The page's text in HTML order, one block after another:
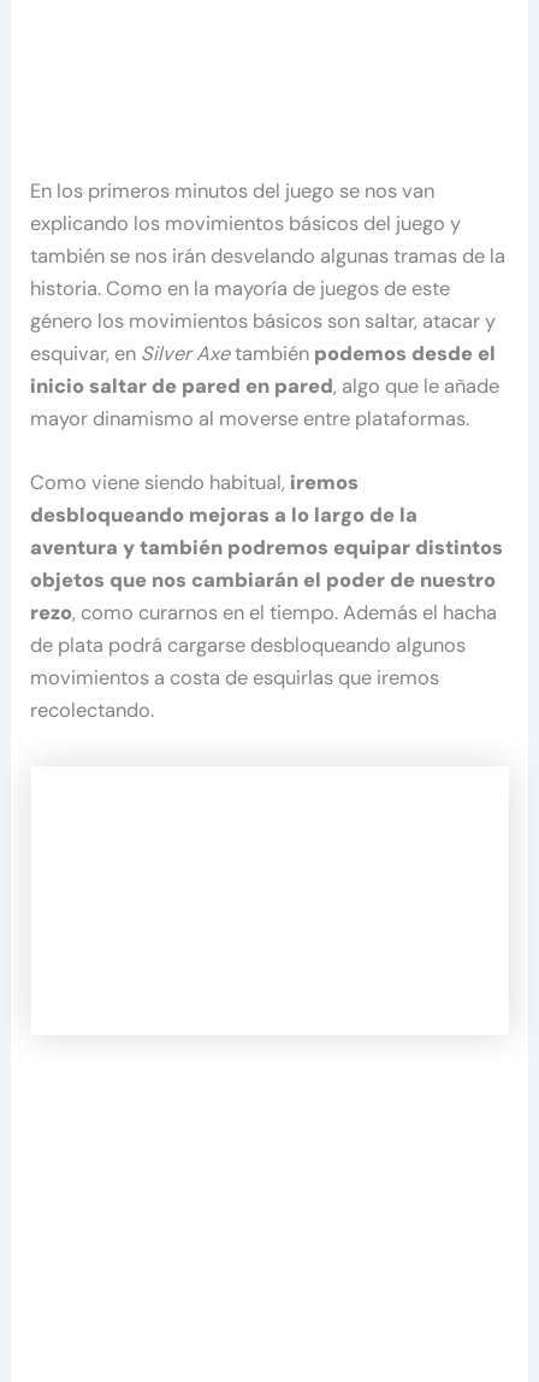
En los primeros minutos del juego se nos van
explicando los movimientos básicos del juego y
también se nos irán desvelando algunas tramas de la
historia. Como en la mayoría de juegos de este
género los movimientos básicos son saltar, atacar y
esquivar, en Silver Axetambién podemos desde el
inicio saltar de pared en pared, algo que le añade
mayor dinamismo al moverse entre plataformas.
Como viene siendo habitual, iremos
desbloqueando mejoras a lo largo de la
aventura y también podremos equipar distintos
objetos que nos cambiarán el poder de nuestro
rezo, como curarnos en el tiempo. Además el hacha
de plata podrá cargarse desbloqueando algunos
movimientos a costa de esquirlas que iremos
recolectando.